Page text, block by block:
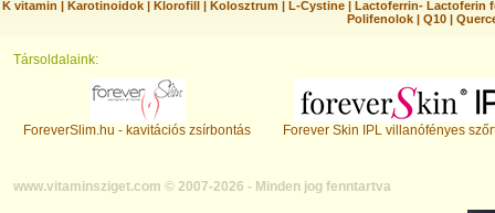
K vitamin | Karotinoidok | Klorofill | Kolosztrum | L-Cystine | Lactoferrin- Lactoferin
Polifenolok |Q10 |
Társoldalaink:
ForeverSlim.hu - kavitációs zsírbontás Forever Skin IPL villanófényes
www.vitaminsziget.com © 2007-2026 - Minden jog fenntartva